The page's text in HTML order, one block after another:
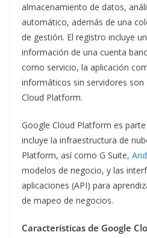
almacenamiento de datos,
automático, además de una
de gestión. El registro incluye
información de una cuenta
como servicio, la aplicación
informáticos sin servidores
Cloud Platform.
Google Cloud Platform es
incluye la infraestructura de
Platform, así como G Suite,
modelos de negocio, y las
aplicaciones (API) para
de mapeo de negocios.
Características de Google